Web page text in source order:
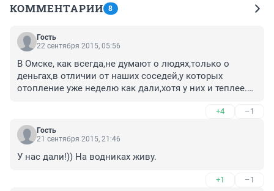
КОММЕНТАРИИ 8
Гость
22 сентября 2015, 05:56
В Омске, как всегда,не думают о людях,только о
деньгах,в отличии от наших соседей,у которых
отопление уже неделю как дали,хотя у них и теплее.
+4 –1
Гость
21 сентября 2015, 21:46
У нас дали!)) На водниках живу.
+1 –1